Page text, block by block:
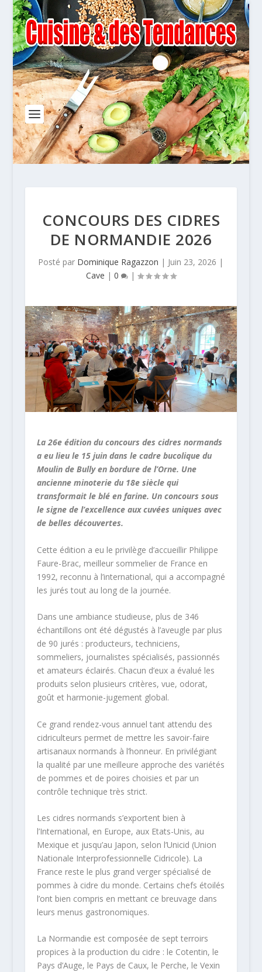
CONCOURS DES CIDRES
DE NORMANDIE 2026
Posté par Dominique Ragazzon | Juin 23, 2026 |
Cave | 0 |
La 26e édition du concours des cidres normands
a eu lieu le 15 juin dans le cadre bucolique du
Moulin de Bully en bordure de l’Orne. Une
ancienne minoterie du 18e siècle qui
transformait le blé en farine. Un concours sous
le signe de l’excellence aux cuvées uniques avec
de belles découvertes.
Cette édition a eu le privilège d’accueillir Philippe
Faure-Brac, meilleur sommelier de France en
1992, reconnu à l’international, qui a accompagné
les jurés tout au long de la journée.
Dans une ambiance studieuse, plus de 346
échantillons ont été dégustés à l’aveugle par plus
de 90 jurés : producteurs, techniciens,
sommeliers, journalistes spécialisés, passionnés
et amateurs éclairés. Chacun d’eux a évalué les
produits selon plusieurs critères, vue, odorat,
goût et harmonie-jugement global.
Ce grand rendez-vous annuel tant attendu des
cidriculteurs permet de mettre les savoir-faire
artisanaux normands à l’honneur. En privilégiant
la qualité par une meilleure approche des variétés
de pommes et de poires choisies et par un
contrôle technique très strict.
Les cidres normands s’exportent bien à
l’International, en Europe, aux Etats-Unis, au
Mexique et jusqu’au Japon, selon l’Unicid (Union
Nationale Interprofessionnelle Cidricole). La
France reste le plus grand verger spécialisé de
pommes à cidre du monde. Certains chefs étoilés
l’ont bien compris en mettant ce breuvage dans
leurs menus gastronomiques.
La Normandie est composée de sept terroirs
propices à la production du cidre : le Cotentin, le
Pays d’Auge, le Pays de Caux, le Perche, le Vexin